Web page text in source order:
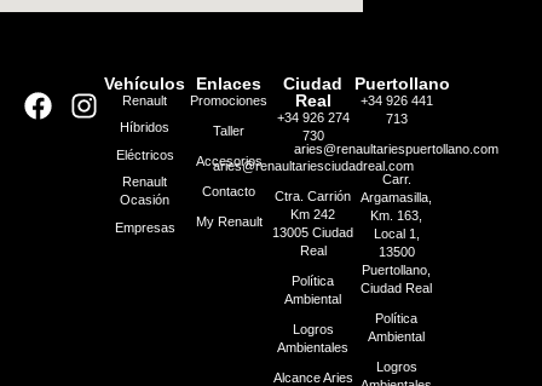
Vehículos
Renault
Híbridos
Eléctricos
Renault
Ocasión
Empresas
Enlaces
Promociones
Taller
Accesorios
Contacto
My Renault
Ciudad
Real
+34 926 274
730
aries@renaultariesciudadreal.com
Ctra. Carrión
Km 242
13005 Ciudad
Real
Política
Ambiental
Logros
Ambientales
Alcance Aries
Puertollano
+34 926 441
713
aries@renaultariespuertollano.com
Carr.
Argamasilla,
Km. 163,
Local 1,
13500
Puertollano,
Ciudad Real
Política
Ambiental
Logros